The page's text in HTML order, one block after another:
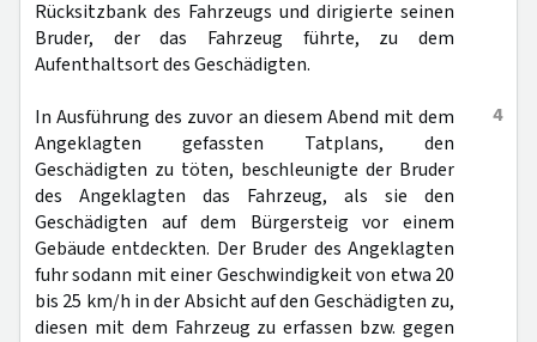
Rücksitzbank des Fahrzeugs und dirigierte seinen
Bruder, der das Fahrzeug führte, zu dem
Aufenthaltsort des Geschädigten.
4
In Ausführung des zuvor an diesem Abend mit dem
Angeklagten gefassten Tatplans, den
Geschädigten zu töten, beschleunigte der Bruder
des Angeklagten das Fahrzeug, als sie den
Geschädigten auf dem Bürgersteig vor einem
Gebäude entdeckten. Der Bruder des Angeklagten
fuhr sodann mit einer Geschwindigkeit von etwa 20
bis 25 km/h in der Absicht auf den Geschädigten zu,
diesen mit dem Fahrzeug zu erfassen bzw. gegen